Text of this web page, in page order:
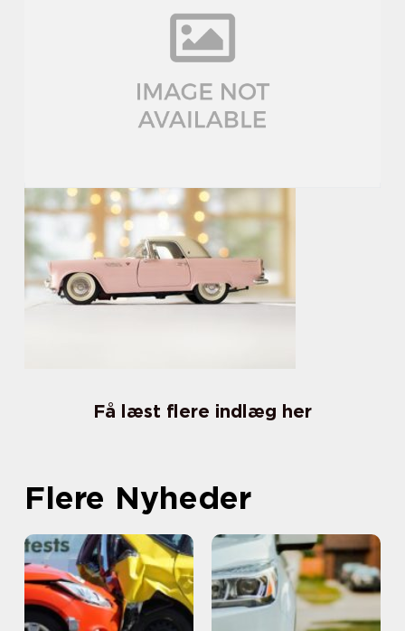
Få læst flere indlæg her
Flere Nyheder